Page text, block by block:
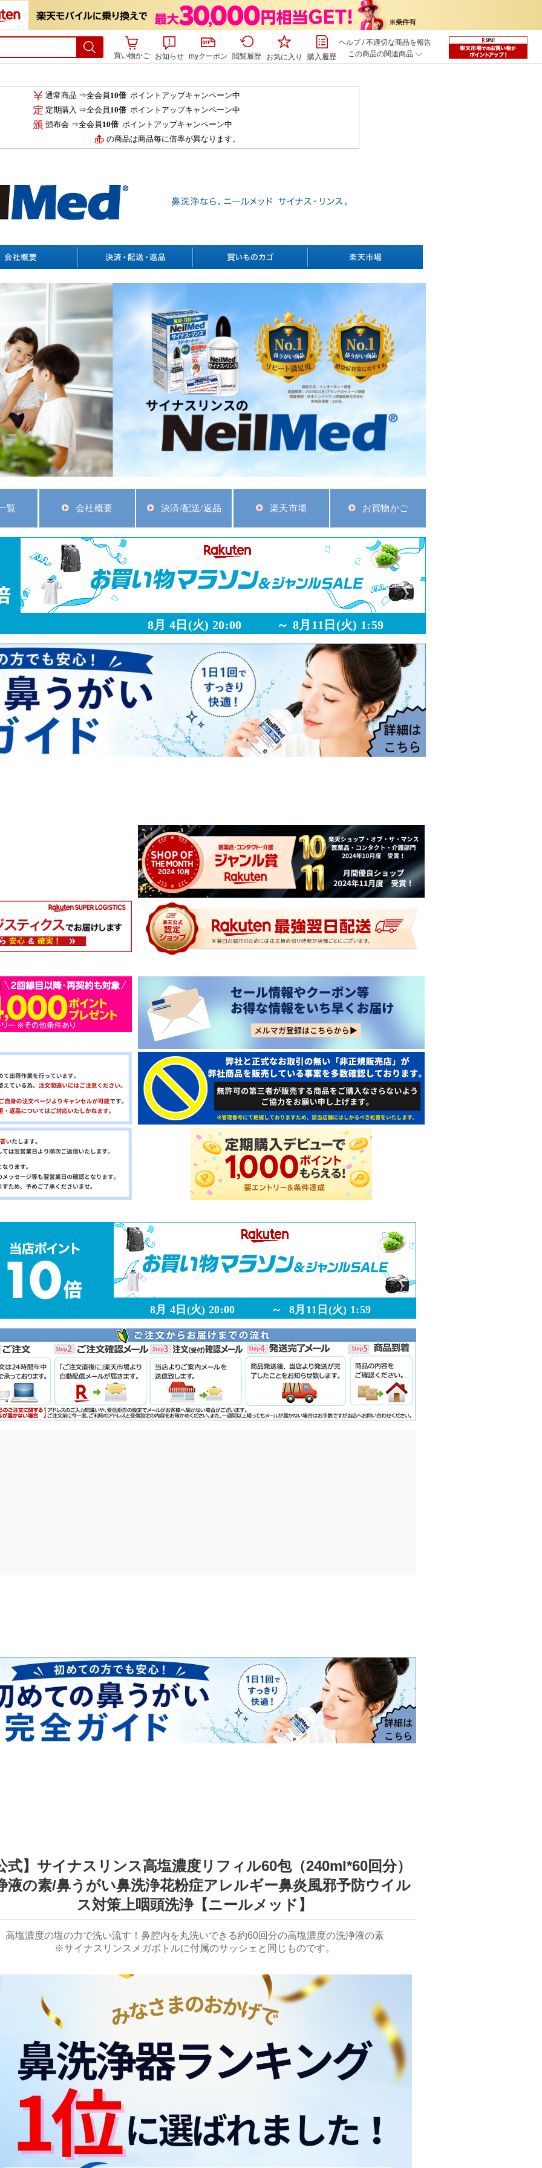
買い物かご お知らせ myクーポン 閲覧履歴 お気に入り 購入履歴
ヘルプ/不適切な商品を報告
この商品の関連商品
通常商品 ⇒全会員 10倍 ポイントアップキャンペーン中
定期購入 ⇒全会員 10倍 ポイントアップキャンペーン中
頒布会 ⇒全会員 10倍 ポイントアップキャンペーン中
の商品は商品毎に倍率が異なります。
式】サイナスリンス高塩濃度リフィル60包（240ml*60回分）
液の素/鼻うがい鼻洗浄花粉症アレルギー鼻炎風邪予防ウイル
ス対策上咽頭洗浄【ニールメッド】
高塩濃度の塩の力で洗い流す！鼻腔内を丸洗いできる約60回分の高塩濃度の洗浄液の素
※サイナスリンスメガボトルに付属のサッシェと同じものです。